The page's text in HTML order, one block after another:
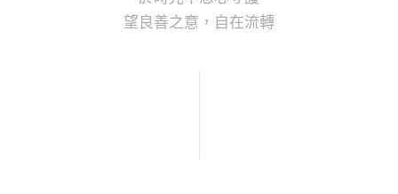
望良善之意，自在流轉